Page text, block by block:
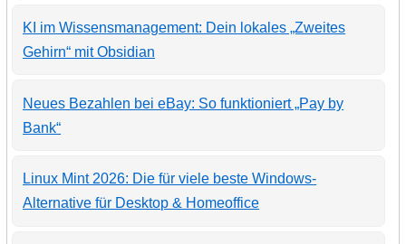
KI im Wissensmanagement: Dein lokales „Zweites
Gehirn“ mit Obsidian
Neues Bezahlen bei eBay: So funktioniert „Pay by
Bank“
Linux Mint 2026: Die für viele beste Windows-
Alternative für Desktop & Homeoffice